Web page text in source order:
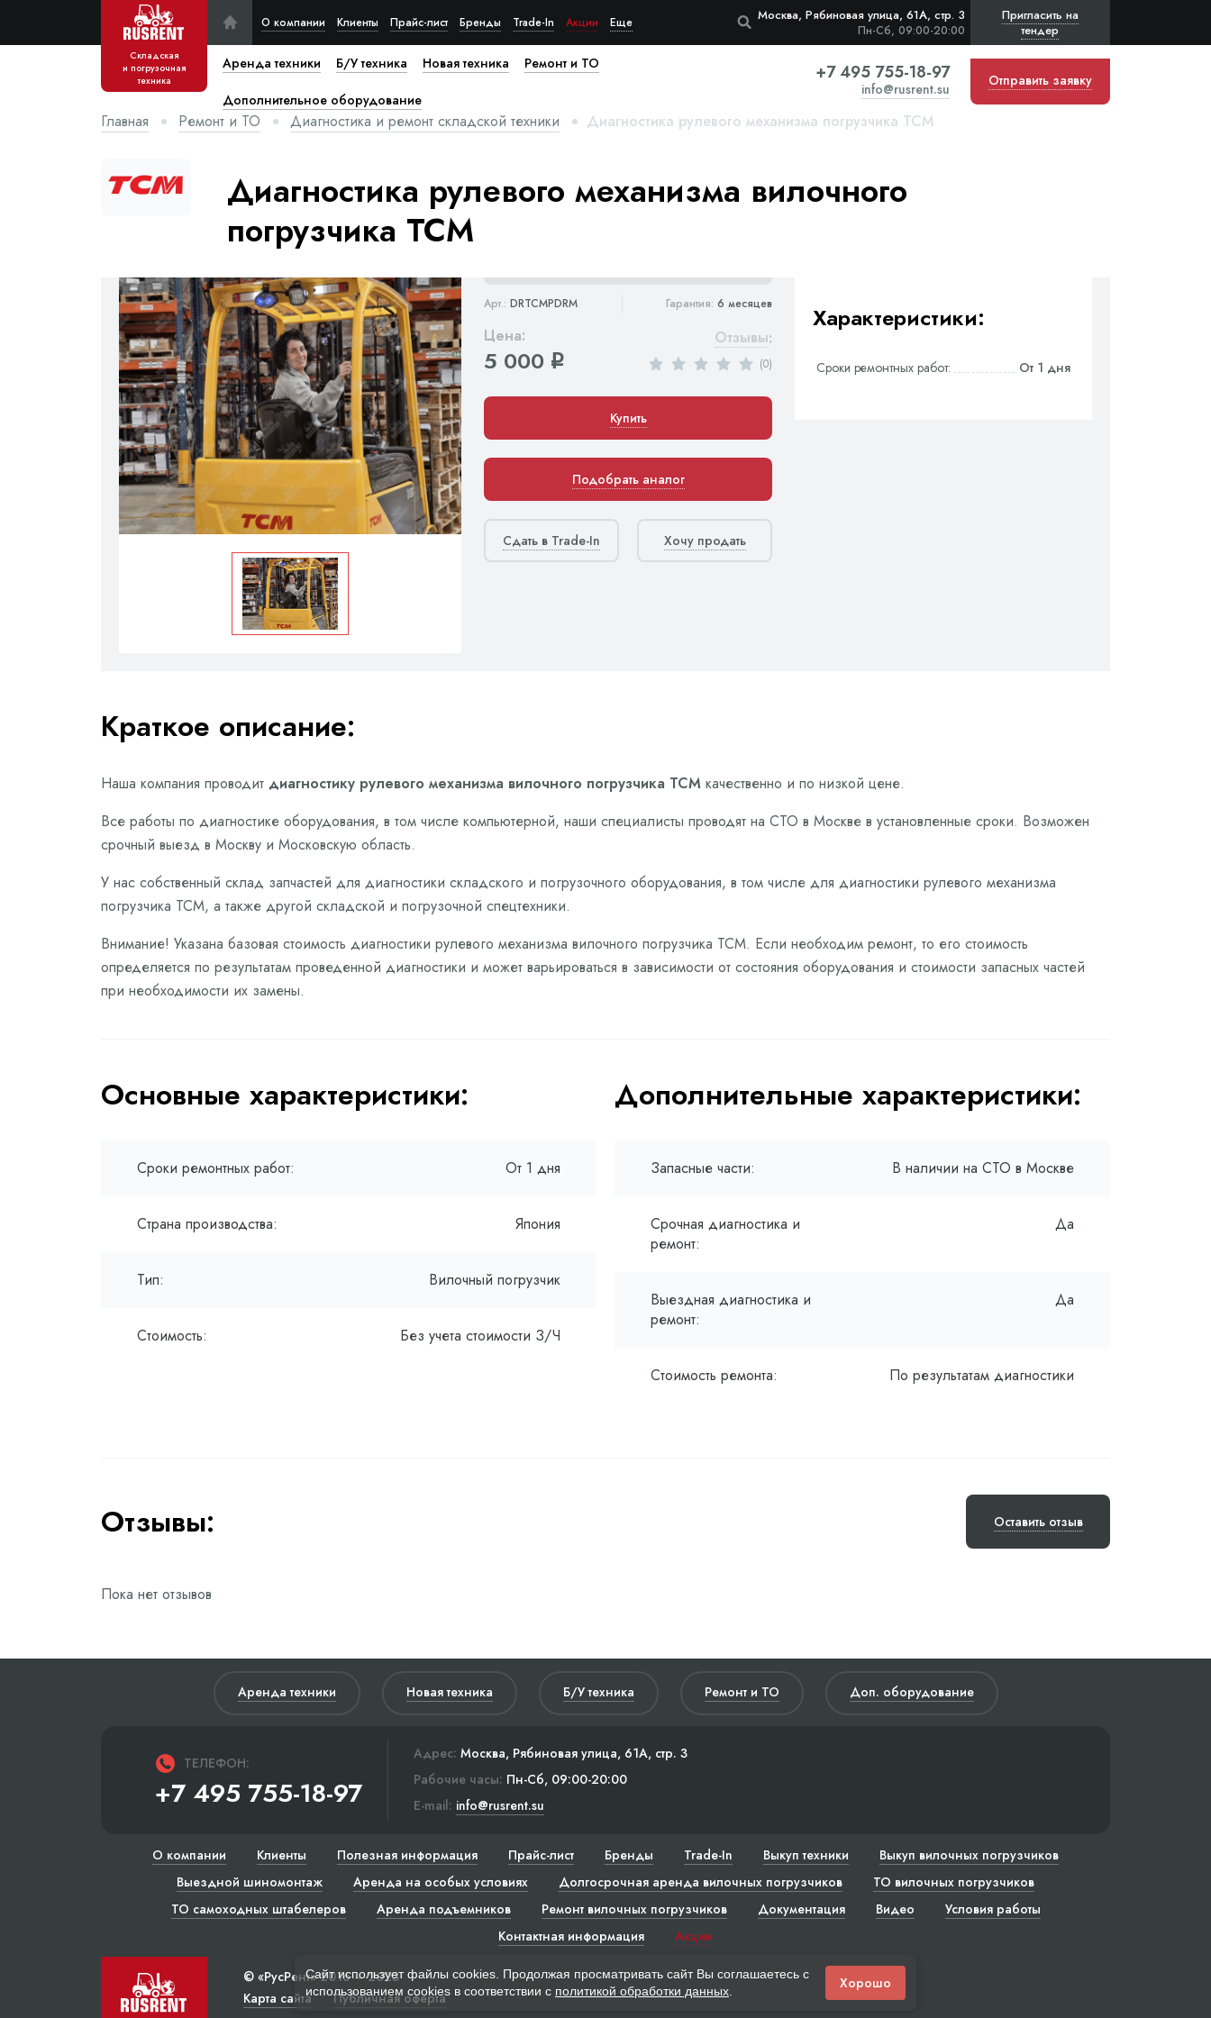
Складская
и погрузочная
техника
О компании Клиенты Прайс-лист Бренды Trade-In Акции Еще Москва, Рябиновая улица, 61А, стр. 3
Пн-Сб, 09:00-20:00
Пригласить на
тендер
Аренда техники Б/У техника Новая техника Ремонт и ТО
Дополнительное оборудование
+7 495 755-18-97
info@rusrent.su Отправить заявку
Главная Ремонт и ТО Диагностика и ремонт складской техники Диагностика рулевого механизма погрузчика TCM
Диагностика рулевого механизма вилочного
погрузчика TCM
Арт.: DRTCMPDRM Гарантия: 6 месяцев
Цена:
5 000 q
Отзывы:
(0)
Купить
Подобрать аналог
Сдать в Trade-In Хочу продать
Характеристики:
Сроки ремонтных работ: От 1 дня
Краткое описание:
Наша компания проводит диагностику рулевого механизма вилочного погрузчика TCM качественно и по низкой цене.
Все работы по диагностике оборудования, в том числе компьютерной, наши специалисты проводят на СТО в Москве в установленные сроки. Возможен
срочный выезд в Москву и Московскую область.
У нас собственный склад запчастей для диагностики складского и погрузочного оборудования, в том числе для диагностики рулевого механизма
погрузчика TCM, а также другой складской и погрузочной спецтехники.
Внимание! Указана базовая стоимость диагностики рулевого механизма вилочного погрузчика TCM. Если необходим ремонт, то его стоимость
определяется по результатам проведенной диагностики и может варьироваться в зависимости от состояния оборудования и стоимости запасных частей
при необходимости их замены.
Основные характеристики:
Сроки ремонтных работ: От 1 дня
Страна производства: Япония
Тип: Вилочный погрузчик
Стоимость: Без учета стоимости З/Ч
Дополнительные характеристики:
Запасные части: В наличии на СТО в Москве
Срочная диагностика и
ремонт:
Да
Выездная диагностика и
ремонт:
Да
Стоимость ремонта: По результатам диагностики
Отзывы: Оставить отзыв
Пока нет отзывов
Аренда техники Новая техника Б/У техника Ремонт и ТО Доп. оборудование
ТЕЛЕФОН:
+7 495 755-18-97
Адрес: Москва, Рябиновая улица, 61А, стр. 3
Рабочие часы: Пн-Сб, 09:00-20:00
E-mail: info@rusrent.su
О компании Клиенты Полезная информация Прайс-лист Бренды Trade-In Выкуп техники
Выкуп вилочных погрузчиков
Выездной шиномонтаж
Аренда на особых условиях Долгосрочная аренда вилочных погрузчиков
ТО вилочных погрузчиков
ТО самоходных штабелеров
Аренда подъемников Ремонт вилочных погрузчиков Документация Видео
Условия работы
Контактная информация
Акции
© «РусРент» 2016 – 2023
Карта сайта
Публичная оферта
Сайт использует файлы cookies. Продолжая просматривать сайт Вы соглашаетесь с
использованием cookies в соответствии с политикой обработки данных Хорошо